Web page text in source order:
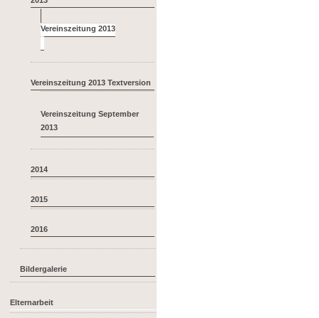
Vereinszeitung 2013
Vereinszeitung 2013 Textversion
Vereinszeitung September
2013
2014
2015
2016
Bildergalerie
Elternarbeit